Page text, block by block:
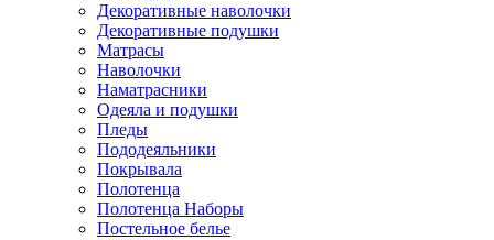
Декоративные наволочки
Декоративные подушки
Матрасы
Наволочки
Наматрасники
Одеяла и подушки
Пледы
Пододеяльники
Покрывала
Полотенца
Полотенца Наборы
Постельное белье